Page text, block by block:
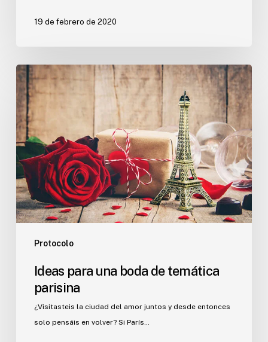
19 de febrero de 2020
Protocolo
Ideas
para
una
boda
de
temática
parisina
Ideas para una boda de temática
parisina
¿Visitasteis la ciudad del amor juntos y desde entonces
solo pensáis en volver? Si París…